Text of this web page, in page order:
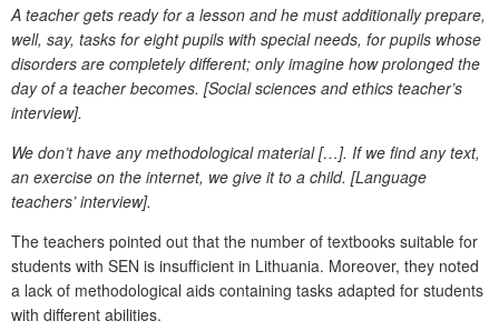
A teacher gets ready for a lesson and he must additionally prepare,
well, say, tasks for eight pupils with special needs, for pupils whose
disorders are completely different; only imagine how prolonged the
day of a teacher becomes. [Social sciences and ethics teacher’s
interview].
We don’t have any methodological material […]. If we find any text,
an exercise on the internet, we give it to a child. [Language
teachers’ interview].
The teachers pointed out that the number of textbooks suitable for
students with SEN is insufficient in Lithuania. Moreover, they noted
a lack of methodological aids containing tasks adapted for students
with different abilities.